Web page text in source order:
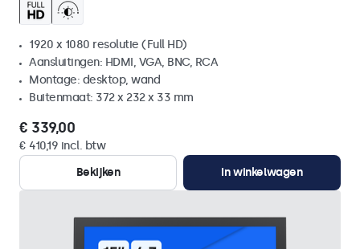
1920 x 1080 resolutie (Full HD)
Aansluitingen: HDMI, VGA, BNC, RCA
Montage: desktop, wand
Buitenmaat: 372 x 232 x 33 mm
€ 339,00
€ 410,19 incl. btw
Bekijken
In winkelwagen